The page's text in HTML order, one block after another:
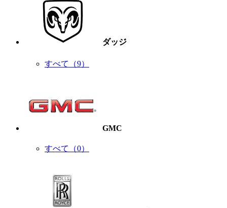
ダッジ
すべて（9）
GMC
すべて（0）